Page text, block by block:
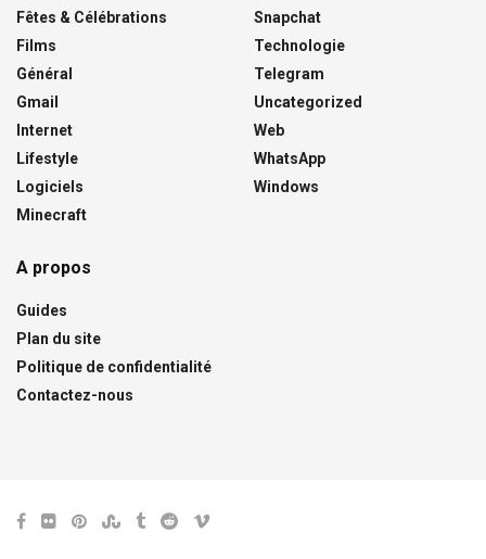
Fêtes & Célébrations
Films
Général
Gmail
Internet
Lifestyle
Logiciels
Minecraft
Snapchat
Technologie
Telegram
Uncategorized
Web
WhatsApp
Windows
A propos
Guides
Plan du site
Politique de confidentialité
Contactez-nous